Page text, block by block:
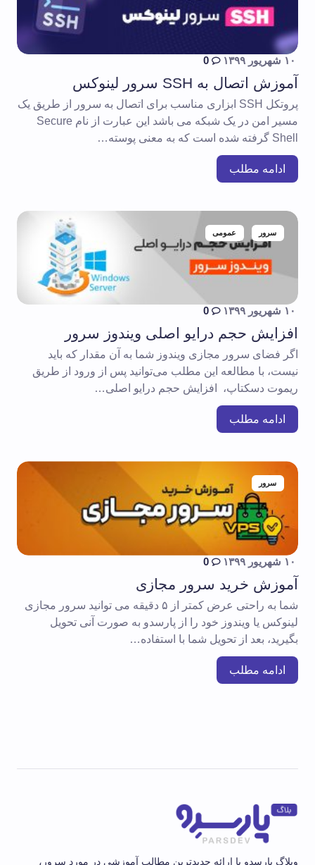
۱۰ شهریور ۱۳۹۹ 0
آموزش اتصال به SSH سرور لینوکس
پروتکل SSH ابزاری مناسب برای اتصال به سرور از طریق یک
مسیر امن در یک شبکه می باشد این عبارت از نام Secure
Shell گرفته شده است که به معنی پوسته…
ادامه مطلب
سرور عمومی
۱۰ شهریور ۱۳۹۹ 0
افزایش حجم درایو اصلی ویندوز سرور
اگر فضای سرور مجازی ویندوز شما به آن مقدار که باید
نیست، با مطالعه این مطلب می‌توانید پس از ورود از طریق
ریموت دسکتاپ، افزایش حجم درایو اصلی…
ادامه مطلب
سرور
۱۰ شهریور ۱۳۹۹ 0
آموزش خرید سرور مجازی
شما به راحتی عرض کمتر از ۵ دقیقه می توانید سرور مجازی
لینوکس یا ویندوز خود را از پارسدو به صورت آنی تحویل
بگیرید، بعد از تحویل شما با استفاده…
ادامه مطلب
وبلاگ پارسدو با ارائه جدیدترین مطالب آموزشی در مورد سرور،